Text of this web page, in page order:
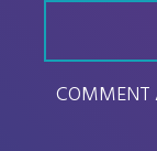
COMMENT